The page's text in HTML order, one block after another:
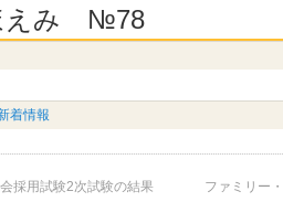
えみ №78
着情報
採用試験2次試験の結果
ファミリー